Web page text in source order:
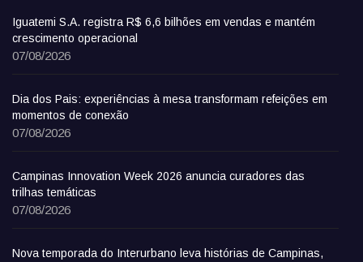
Iguatemi S.A. registra R$ 6,6 bilhões em vendas e mantém
crescimento operacional
07/08/2026
Dia dos Pais: experiências à mesa transformam refeições em
momentos de conexão
07/08/2026
Campinas Innovation Week 2026 anuncia curadores das
trilhas temáticas
07/08/2026
Nova temporada do Interurbano leva histórias de Campinas,